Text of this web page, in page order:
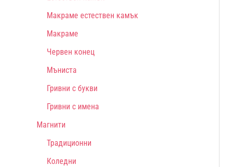
Макраме естествен камък
Макраме
Червен конец
Мъниста
Гривни с букви
Гривни с имена
Магнити
Традиционни
Коледни